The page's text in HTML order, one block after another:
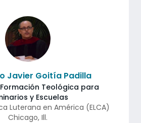
Javier Goitía Padilla
Teológica para
y Escuelas
Luterana en América (ELCA)
Chicago, Ill.